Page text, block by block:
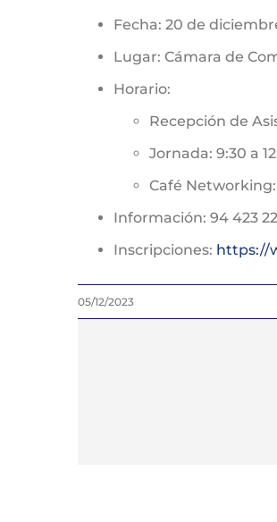
Fecha: 20 de
Lugar: Cámara de
Horario:
Recepción de
Jornada: 9:30 a
Café Networking:
Información: 94 423
Inscripciones: https://
05/12/2023